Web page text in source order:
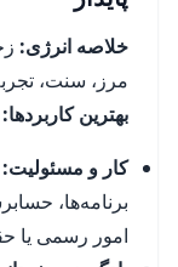
خلاصه انرژی:
مرز، سنت،
بهترین کاربردها:
کار و مسئولیت:
برنامه‌ها،
امور رسمی یا